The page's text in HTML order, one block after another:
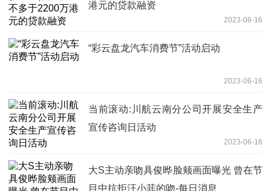
港元的贷款融资
2023-06-16
“彩云盘龙汽车消费节”活动启动
2023-06-16
当前滚动:川航云南分公司开展安全生产
宣传咨询日活动
2023-06-16
大S主动亲吻具俊晔脸颊画面曝光 曾在节
目中抗拒汪小菲的吻-每日消息